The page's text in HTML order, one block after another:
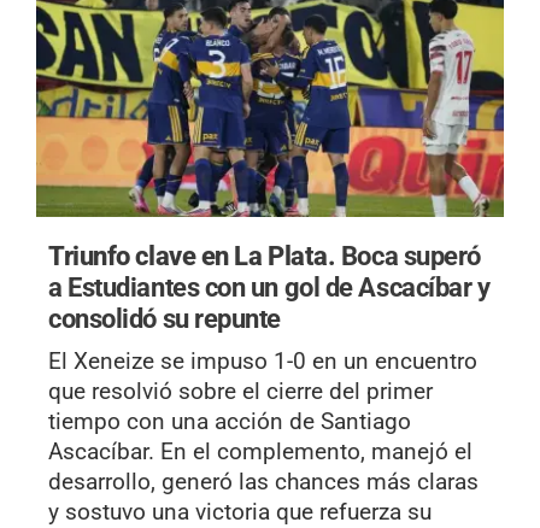
Triunfo clave en La Plata. Boca superó
a Estudiantes con un gol de Ascacíbar y
consolidó su repunte
El Xeneize se impuso 1-0 en un encuentro
que resolvió sobre el cierre del primer
tiempo con una acción de Santiago
Ascacíbar. En el complemento, manejó el
desarrollo, generó las chances más claras
y sostuvo una victoria que refuerza su